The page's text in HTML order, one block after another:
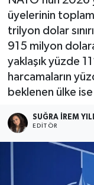
üyelerinin
trilyon dolar
915 milyon
yaklaşık yüzde
harcamaların
beklenen ülke
SUĞRA İREM
EDITÖR